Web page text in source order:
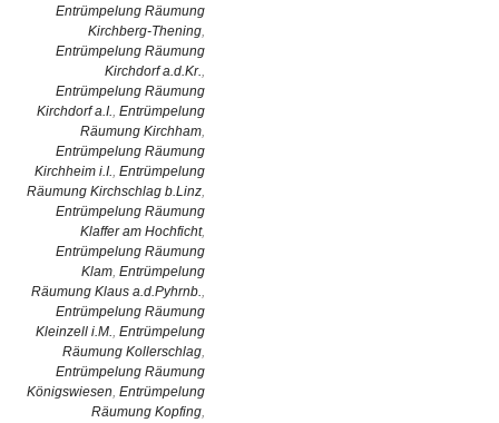
Entrümpelung Räumung
Kirchberg-Thening,
Entrümpelung Räumung
Kirchdorf a.d.Kr.,
Entrümpelung Räumung
Kirchdorf a.I., Entrümpelung
Räumung Kirchham,
Entrümpelung Räumung
Kirchheim i.I., Entrümpelung
Räumung Kirchschlag b.Linz,
Entrümpelung Räumung
Klaffer am Hochficht,
Entrümpelung Räumung
Klam, Entrümpelung
Räumung Klaus a.d.Pyhrnb.,
Entrümpelung Räumung
Kleinzell i.M., Entrümpelung
Räumung Kollerschlag,
Entrümpelung Räumung
Königswiesen, Entrümpelung
Räumung Kopfing,